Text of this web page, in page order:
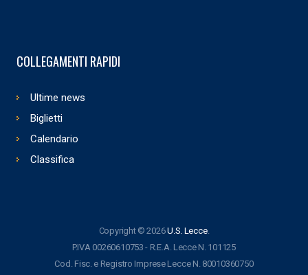
COLLEGAMENTI RAPIDI
Ultime news
Biglietti
Calendario
Classifica
Copyright © 2026U.S. Lecce.
P.IVA 00260610753 - R.E.A. Lecce N. 101125
Cod. Fisc. e Registro Imprese Lecce N. 80010360750